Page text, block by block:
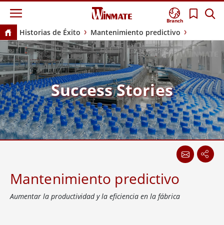
Branch
Historias de Éxito Mantenimiento predictivo
Success Stories
Mantenimiento predictivo
Aumentar la productividad y la eficiencia en la fábrica